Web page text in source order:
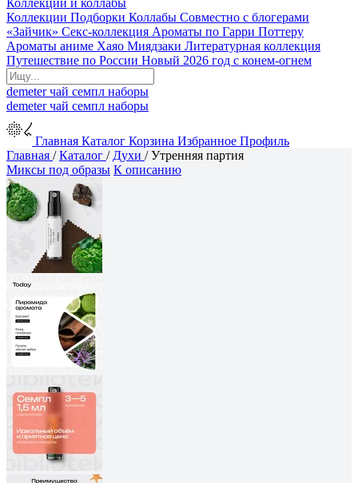
Коллекции и коллабы
Коллекции Подборки Коллабы Совместно с блогерами
«Зайчик» Секс-коллекция Ароматы по Гарри Поттеру
Ароматы аниме Хаяо Миядзаки Литературная коллекция
Путешествие по России Новый 2026 год с конем-огнем
demeterчай семпл наборы
demeterчай семпл наборы
Главная Каталог Корзина Избранное Профиль
Главная /Каталог / Духи /Утренняя партия
Миксы под образы К описанию